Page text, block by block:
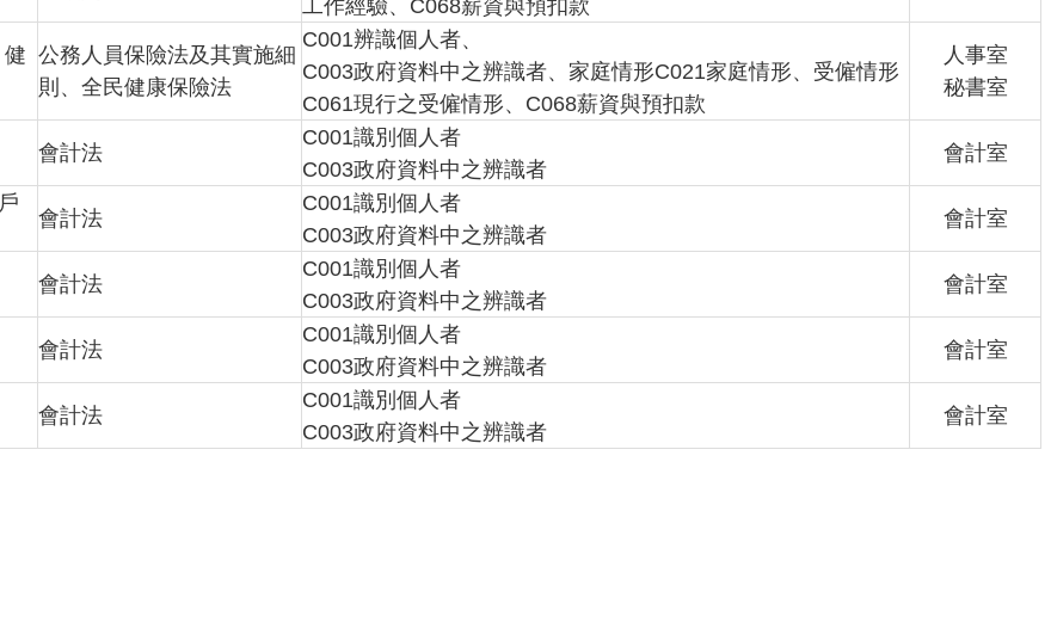
工作經驗、C068薪資與預扣款
公務人員保險法及其實施細
則、全民健康保險法
C001辨識個人者、
C003政府資料中之辨識者、家庭情形C021家庭情形、受僱情形
C061現行之受僱情形、C068薪資與預扣款
人事室
秘書室
會計法
C001識別個人者
C003政府資料中之辨識者
會計室
會計法
C001識別個人者
C003政府資料中之辨識者
會計室
會計法
C001識別個人者
C003政府資料中之辨識者
會計室
會計法
C001識別個人者
C003政府資料中之辨識者
會計室
會計法
C001識別個人者
C003政府資料中之辨識者
會計室